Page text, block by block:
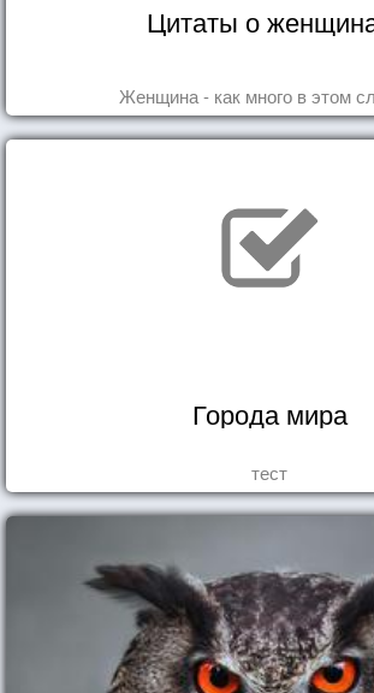
Цитаты о
Женщина - как много в этом
Города мира
тест